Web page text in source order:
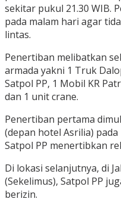
sekitar pukul 21.30 WIB.
pada malam hari agar
lintas.
Penertiban melibatkan
armada yakni 1 Truk
Satpol PP, 1 Mobil KR
dan 1 unit crane.
Penertiban pertama
(depan hotel Asrilia)
Satpol PP menertibkan
Di lokasi selanjutnya, di
(Sekelimus), Satpol PP
berizin.